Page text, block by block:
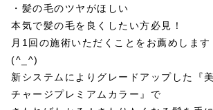
・髪の毛のツヤがほしい
本気で髪の毛を良くしたい方必見！
月1回の施術いただくことをお薦めします
(^_^)
新システムによりグレードアップした『
チャージプレミアムカラー』で